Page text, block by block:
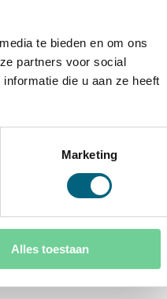
te bieden en om ons
partners voor social
die u aan ze heeft
Marketing
Alles toestaan